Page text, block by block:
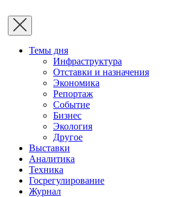
Темы дня
Инфраструктура
Отставки и назначения
Экономика
Репортаж
Событие
Бизнес
Экология
Другое
Выставки
Аналитика
Техника
Госрегулирование
Журнал